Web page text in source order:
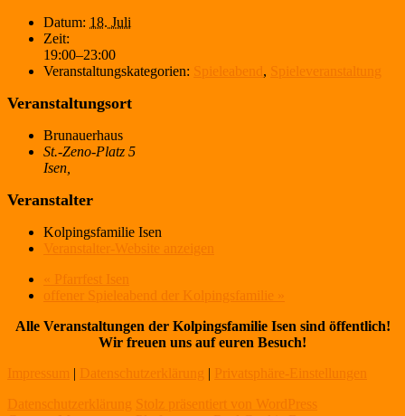
Datum: 18. Juli
Zeit:
19:00–23:00
Veranstaltungskategorien: Spieleabend , Spieleveranstaltung
Veranstaltungsort
Brunauerhaus
St.-Zeno-Platz 5
Isen
Veranstalter
Kolpingsfamilie Isen
Veranstalter-Website anzeigen
«
Pfarrfest Isen
offener Spieleabend der Kolpingsfamilie
»
Alle Veranstaltungen der Kolpingsfamilie Isen sind öffentlich!
Wir freuen uns auf euren Besuch!
Impressum | Datenschutzerklärung | Privatsphäre-Einstellungen
Datenschutzerklärung Stolz präsentiert von WordPress